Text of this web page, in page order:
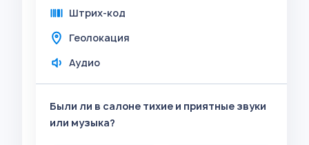
Штрих-код
Геолокация
Аудио
Были ли в салоне тихие и приятные звуки
или музыка?